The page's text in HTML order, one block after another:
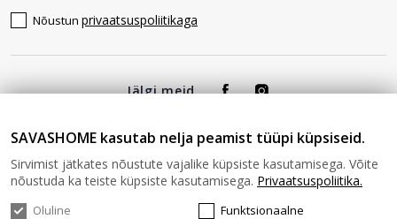
Nõustun privaatsuspoliitikaga
Jälgi meid
© 2026 SAVAS HOME Kõik õigused kaitstud.
SAVASHOME kasutab nelja peamist tüüpi küpsiseid.
Sirvimist jätkates nõustute vajalike küpsiste kasutamisega. Võite
nõustuda ka teiste küpsiste kasutamisega. Privaatsuspoliitika.
Oluline Funktsionaalne